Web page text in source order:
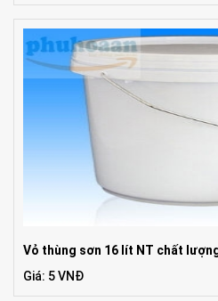
Vỏ thùng sơn 16 lít NT chất
Giá: 5 VNĐ